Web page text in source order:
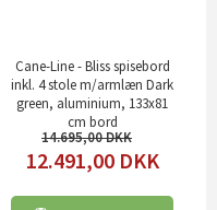
Cane-Line - Bliss spisebord
inkl. 4 stole m/armlæn Dark
green, aluminium, 133x81
cm bord
14.695,00
12.491,00 DKK